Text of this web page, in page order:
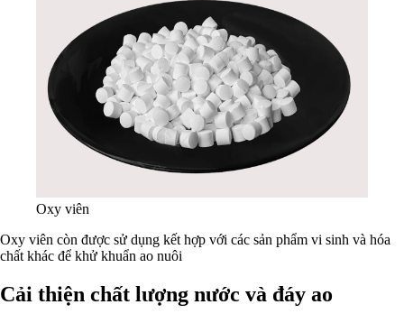
Oxy viên
Oxy viên còn được sử dụng kết hợp với các sản phẩm vi sinh và hóa
chất khác để khử khuẩn ao nuôi
Cải thiện chất lượng nước và đáy ao